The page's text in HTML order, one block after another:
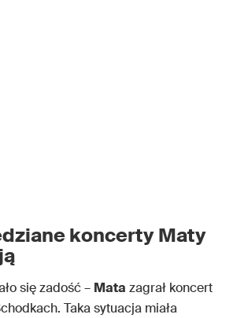
koncerty Maty
się zadość – Mata zagrał koncert
Taka sytuacja miała